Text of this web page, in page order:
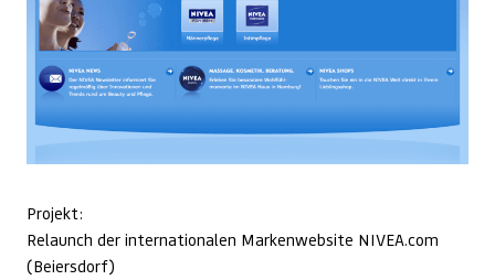
Projekt:
Relaunch der internationalen Markenwebsite NIVEA.com
(Beiersdorf)